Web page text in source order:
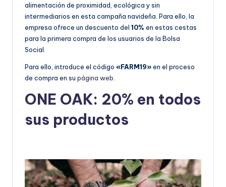
alimentación de proximidad, ecológica y sin
intermediarios en esta campaña navideña. Para ello, la
empresa ofrece un descuento del 10% en estas cestas
para la primera compra de los usuarios de la Bolsa
Social.
Para ello, introduce el código «FARM19»en el proceso
de compra en su página web
ONE OAK: 20% en todos
sus productos